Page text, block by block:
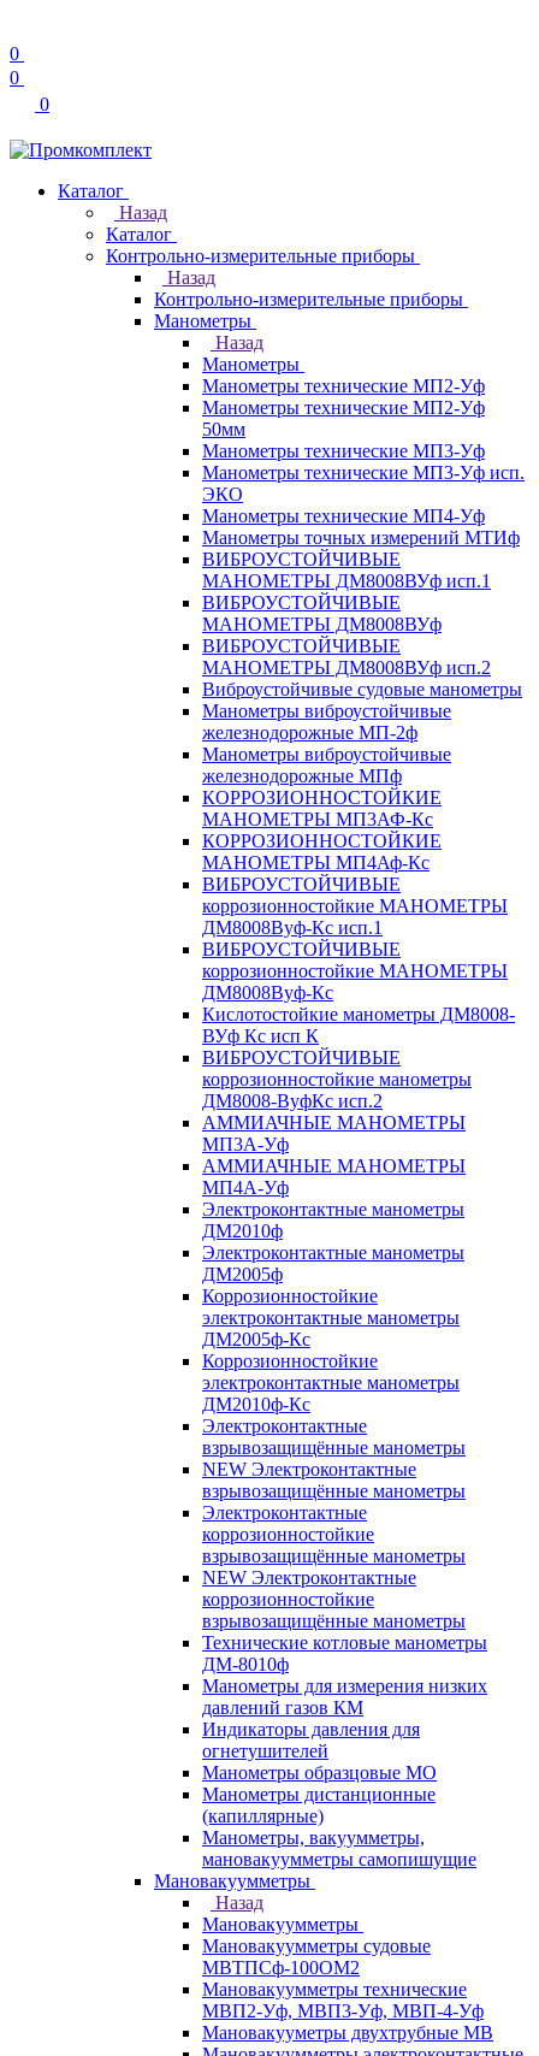
0
0
0
Каталог
Назад
Каталог
Контрольно-измерительные приборы
Назад
Контрольно-измерительные приборы
Манометры
Назад
Манометры
Манометры технические МП2-Уф
Манометры технические МП2-Уф
50мм
Манометры технические МП3-Уф
Манометры технические МП3-Уф исп.
ЭКО
Манометры технические МП4-Уф
Манометры точных измерений МТИф
ВИБРОУСТОЙЧИВЫЕ
МАНОМЕТРЫ ДМ8008ВУф исп.1
ВИБРОУСТОЙЧИВЫЕ
МАНОМЕТРЫ ДМ8008ВУф
ВИБРОУСТОЙЧИВЫЕ
МАНОМЕТРЫ ДМ8008ВУф исп.2
Виброустойчивые судовые манометры
Манометры виброустойчивые
железнодорожные МП-2ф
Манометры виброустойчивые
железнодорожные МПф
КОРРОЗИОННОСТОЙКИЕ
МАНОМЕТРЫ МП3АФ-Кс
КОРРОЗИОННОСТОЙКИЕ
МАНОМЕТРЫ МП4Аф-Кс
ВИБРОУСТОЙЧИВЫЕ
коррозионностойкие МАНОМЕТРЫ
ДМ8008Вуф-Кс исп.1
ВИБРОУСТОЙЧИВЫЕ
коррозионностойкие МАНОМЕТРЫ
ДМ8008Вуф-Кс
Кислотостойкие манометры ДМ8008-
ВУф Кс исп К
ВИБРОУСТОЙЧИВЫЕ
коррозионностойкие манометры
ДМ8008-ВуфКс исп.2
АММИАЧНЫЕ МАНОМЕТРЫ
МП3А-Уф
АММИАЧНЫЕ МАНОМЕТРЫ
МП4А-Уф
Электроконтактные манометры
ДМ2010ф
Электроконтактные манометры
ДМ2005ф
Коррозионностойкие
электроконтактные манометры
ДМ2005ф-Кс
Коррозионностойкие
электроконтактные манометры
ДМ2010ф-Кс
Электроконтактные
взрывозащищённые манометры
NEW Электроконтактные
взрывозащищённые манометры
Электроконтактные
коррозионностойкие
взрывозащищённые манометры
NEW Электроконтактные
коррозионностойкие
взрывозащищённые манометры
Технические котловые манометры
ДМ-8010ф
Манометры для измерения низких
давлений газов КМ
Индикаторы давления для
огнетушителей
Манометры образцовые МО
Манометры дистанционные
(капиллярные)
Манометры, вакуумметры,
мановакуумметры самопишущие
Мановакуумметры
Назад
Мановакуумметры
Мановакуумметры судовые
МВТПСф-100ОМ2
Мановакуумметры технические
МВП2-Уф, МВП3-Уф, МВП-4-Уф
Мановакууметры двухтрубные МВ